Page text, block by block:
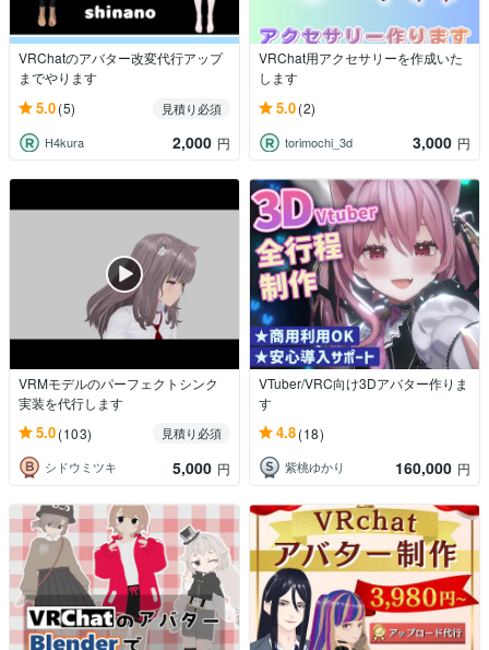
VRChatのアバター改変代行アップ
までやります
5.0(5)
見積り必須
H4kura
2,000 円
VRChat用アクセサリーを作成いた
します
5.0(2)
torimochi_3d 3,000 円
VRMモデルのパーフェクトシンク
実装を代行します
5.0(103)
見積り必須
シドウミツキ
5,000 円
VTuber/VRC向け3Dアバター作りま
す
4.8(18)
紫桃ゆかり 160,000 円